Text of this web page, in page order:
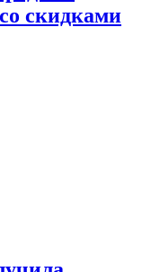
скидками